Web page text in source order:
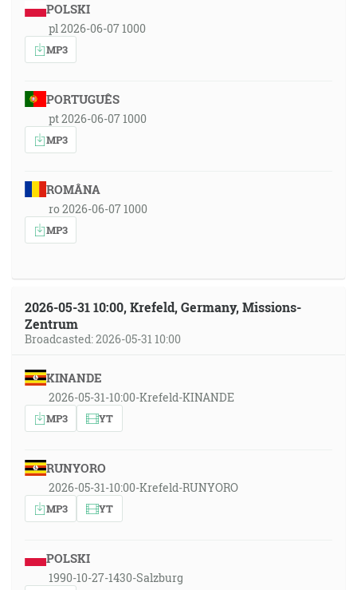
POLSKI
pl 2026-06-07 1000
MP3
PORTUGUÊS
pt 2026-06-07 1000
MP3
ROMÂNA
ro 2026-06-07 1000
MP3
2026-05-31 10:00, Krefeld, Germany, Missions-
Zentrum
Broadcasted: 2026-05-31 10:00
KINANDE
2026-05-31-10:00-Krefeld-KINANDE
MP3 YT
RUNYORO
2026-05-31-10:00-Krefeld-RUNYORO
MP3 YT
POLSKI
1990-10-27-1430-Salzburg